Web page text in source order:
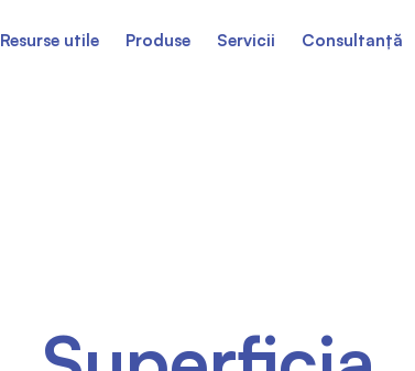
Resurse utile Produse Servicii Consultanță